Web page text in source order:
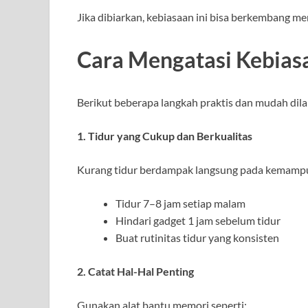
Jika dibiarkan, kebiasaan ini bisa berkembang
Cara Mengatasi
Berikut beberapa langkah praktis dan mudah
1. Tidur yang Cukup dan Berkualitas
Kurang tidur berdampak langsung pada
Tidur 7–8 jam setiap malam
Hindari gadget 1 jam sebelum tidur
Buat rutinitas tidur yang konsisten
2. Catat Hal-Hal Penting
Gunakan alat bantu memori seperti: